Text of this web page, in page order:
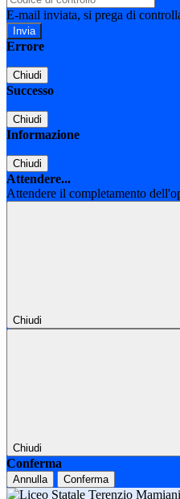
E-mail inviata, si prega di
Errore
Chiudi
Successo
Chiudi
Informazione
Chiudi
Attendere...
Attendere il completamento
Chiudi
Chiudi
Conferma
Annulla Conferma